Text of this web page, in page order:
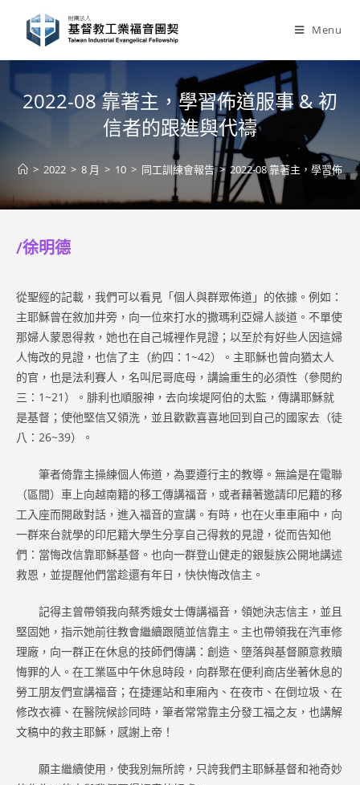
content
Menu
2022-08 靠著主，學習佈道服事 & 初
信者的跟進與代禱
> 2022 > 8 月 > 10 > 同工訓練會報告 > 2022-08 靠著主，學習佈道
/徐明德
從聖經的記載，我們可以看見「個人與群眾佈道」的依據。例如：
主耶穌曾在敘加井旁，向一位來打水的撒瑪利亞婦人談道。不單使
那婦人蒙恩得救，她也在自己城裡作見證；以至於有好些人因這婦
人悔改的見證，也信了主（約四：1~42）。主耶穌也曾向猶太人
的官，也是法利賽人，名叫尼哥底母，講論重生的必須性（參閱約
三：1~21）。腓利也順服神，去向埃堤阿伯的太監，傳講耶穌就
是基督；使他堅信又領洗，並且歡歡喜喜地回到自己的國家去（徒
八：26~39）。
筆者倚靠主操練個人佈道，為要遵行主的教導。無論是在電聯
（區間）車上向越南籍的移工傳講福音，或者藉著邀請印尼籍的移
工入座而開啟對話，進入福音的宣講。有時，也在火車車廂中，向
一群來台就學的印尼籍大學生分享自己得救的見證，從而告知他
們：當悔改信靠耶穌基督。也向一群登山健走的銀髮族公開地講述
救恩，並提醒他們當趁還有年日，快快悔改信主。
記得主曾帶領我向蔡秀娥女士傳講福音，領她決志信主，並且
堅固她，指示她前往教會繼續跟隨並信靠主。主也帶領我在汽車修
理廠，向一群正在休息的技師們傳講：創造、墮落與基督願意救贖
悔罪的人。在工業區中午休息時段，向群聚在便利商店坐著休息的
勞工朋友們宣講福音；在捷運站和車廂內、在夜市、在倒垃圾、在
修改衣褲、在醫院候診同時，筆者常常靠主分發工福之友，也講解
文稿中的救主耶穌，感謝上帝！
願主繼續使用，使我別無所誇，只誇我們主耶穌基督和祂奇妙